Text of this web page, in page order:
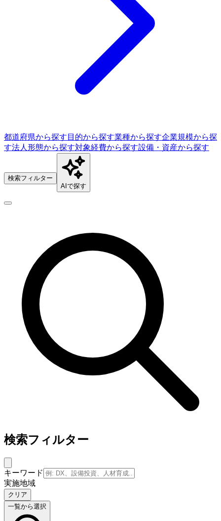
都道府県から探す 目的から探す業種から探す企業規模から探
す法人形態から探す対象経費から探す設備・資産から探す
検索フィルター
AIで探す
検索フィルター
キーワード
実施地域
クリア
一覧から選択